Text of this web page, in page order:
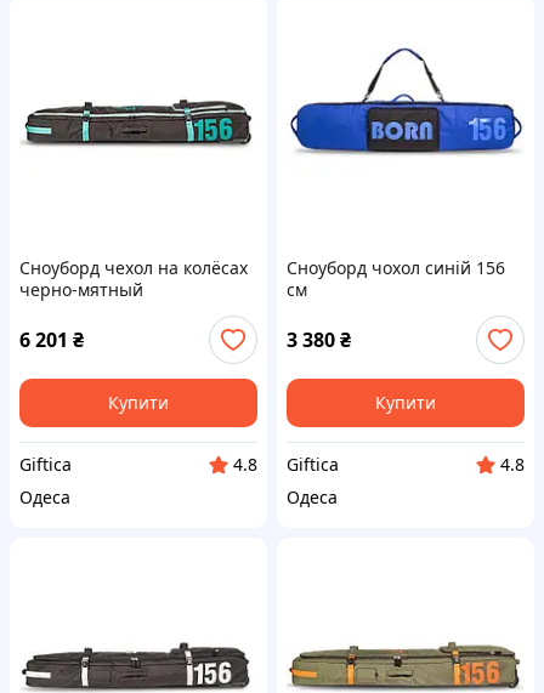
Сноуборд чехол на колёсах
черно-мятный
6 201 ₴
Купити
Giftica
4.8
Одеса
Сноуборд чохол синій 156
см
3 380₴
Купити
Giftica
4.8
Одеса